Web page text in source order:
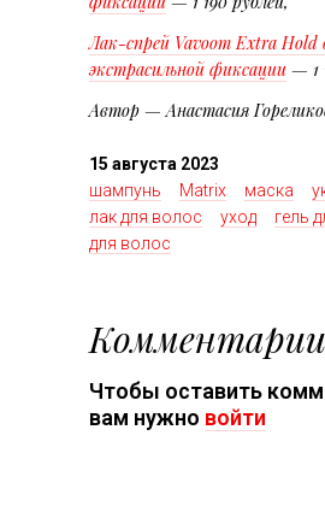
Лак-спрей Vavoom Extra Hold
экстрасильной фиксации — 1
Автор — Анастасия
15 августа 2023
шампунь
Matrix маска
лак для волос
уход гель
для волос
Комментарии
Чтобы оставить
вам нужно войти